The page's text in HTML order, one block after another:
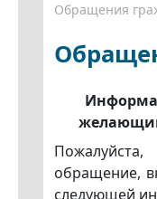
Обращения
обращение,
следующей